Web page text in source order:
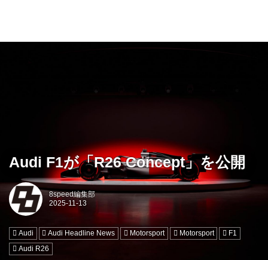
Audi F1が「R26 Concept」を公開
8speed編集部
Audi Audi Headline News Motorsport Motorsport
F1
Audi R26